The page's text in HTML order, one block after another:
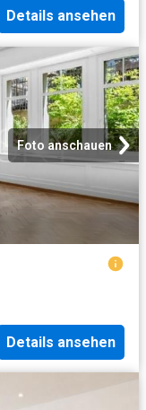
Details ansehen
Foto anschauen
Details ansehen